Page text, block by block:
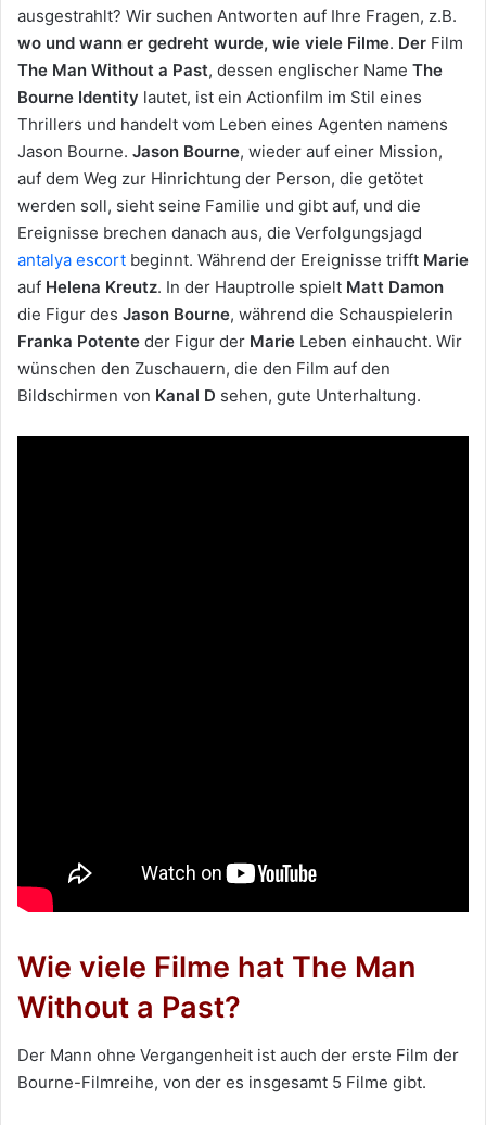
i
l
ausgestrahlt? Wir suchen Antworten auf Ihre Fragen, z.B.
wo und wann er gedreht wurde, wie viele Filme. Der Film
The Man Without a Past, dessen englischer Name The
Bourne Identity lautet, ist ein Actionfilm im Stil eines
Thrillers und handelt vom Leben eines Agenten namens
Jason Bourne. Jason Bourne, wieder auf einer Mission,
auf dem Weg zur Hinrichtung der Person, die getötet
werden soll, sieht seine Familie und gibt auf, und die
Ereignisse brechen danach aus, die Verfolgungsjagd
antalya escort beginnt. Während der Ereignisse trifft Marie
auf Helena Kreutz. In der Hauptrolle spielt Matt Damon
die Figur des Jason Bourne, während die Schauspielerin
Franka Potente der Figur der Marie Leben einhaucht. Wir
wünschen den Zuschauern, die den Film auf den
Bildschirmen von Kanal D sehen, gute Unterhaltung.
Wie viele Filme hat The Man
Without a Past?
Der Mann ohne Vergangenheit ist auch der erste Film der
Bourne-Filmreihe, von der es insgesamt 5 Filme gibt.